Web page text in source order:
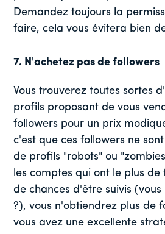
Demandez toujours la
faire, cela vous évitera bien
7. N'achetez pas de followers
Vous trouverez toutes sortes
profils proposant de vous
followers pour un prix
c'est que ces followers ne
de profils "robots" ou
les comptes qui ont le plus de
de chances d'être suivis (vous
?), vous n'obtiendrez plus de
vous avez une excellente